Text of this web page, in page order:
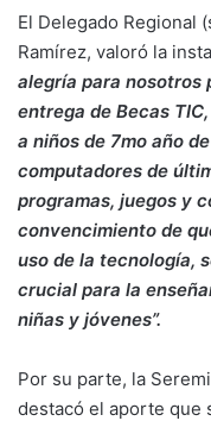
El Delegado Regional
Ramírez, valoró la
alegría para nosotros
entrega de Becas
a niños de 7mo año
computadores de
programas, juegos y
convencimiento de
uso de la tecnología,
crucial para la
niñas y jóvenes”.
Por su parte, la
destacó el aporte que